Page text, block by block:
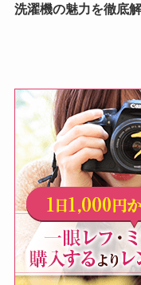
洗濯機の魅力を徹底